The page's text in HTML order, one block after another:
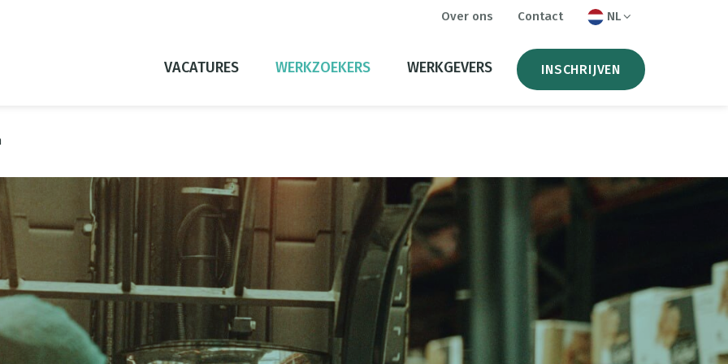
VACATURES WERKZOEKERS WERKGEVERS INSCHRIJVEN
Over ons Contact NL